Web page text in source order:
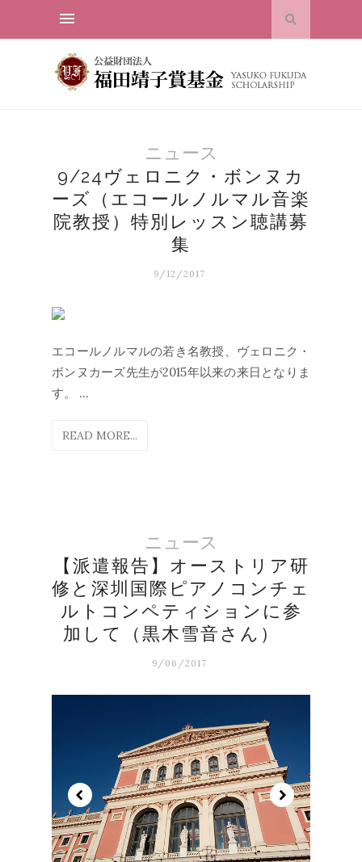
ニュース
9/24ヴェロニク・ボンヌカ
ーズ（エコールノルマル音楽
院教授）特別レッスン聴講募
集
9/12/2017
エコールノルマルの若き名教授、ヴェロニク・
ボンヌカーズ先生が2015年以来の来日となりま
す。 ...
READ MORE...
ニュース
【派遣報告】オーストリア研
修と深圳国際ピアノコンチェ
ルトコンペティションに参
加して（黒木雪音さん）
9/06/2017